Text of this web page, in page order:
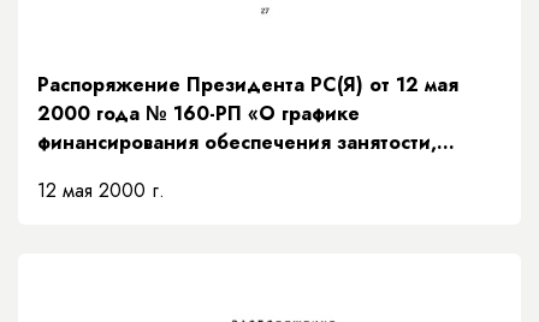
Распоряжение Президента РС(Я) от 12 мая
2000 года № 160-РП «О графике
финансирования обеспечения занятости,
года»
12 мая 2000 г.